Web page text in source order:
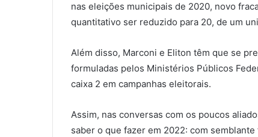
nas eleições municipais de 2020, novo
quantitativo ser reduzido para 20, de um
Além disso, Marconi e Eliton têm que se
formuladas pelos Ministérios Públicos
caixa 2 em campanhas eleitorais.
Assim, nas conversas com os poucos
saber o que fazer em 2022: com